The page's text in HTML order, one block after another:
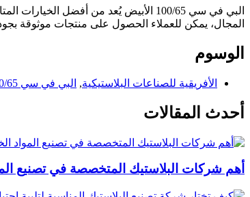
البي في سي 100/65 الأبيض يُعد من أفضل الخيارات المتاحة لتصميم النوافذ والأبواب في البناء الحديث، حيث يجمع بين المزايا العملية والجمالية. ومن خلال ريادة
المجال، يمكن للعملاء الحصول على منتجات موثوقة
الوسوم
الأفريقية للصناعات البلاستيكية, البي في سي 100/65
أحدث المقالات
أهم شركات البلاستيك المتخصصة في تصنيع